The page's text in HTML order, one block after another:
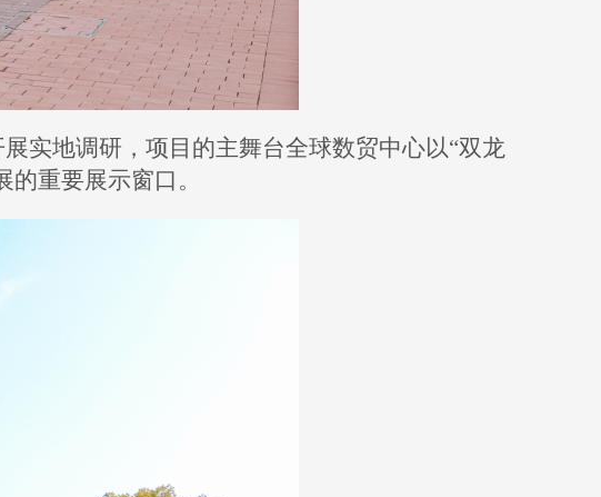
实地调研，项目的主舞台全球数贸中心以“双龙
重要展示窗口。